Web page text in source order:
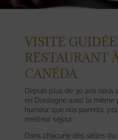
VISITE
RESTAURANT
CANÉDA
Depuis plus de 30 ans nous
en Dordogne avec la même
humeur que nos parents,
meilleur séjour.
Dans chacune des salles du